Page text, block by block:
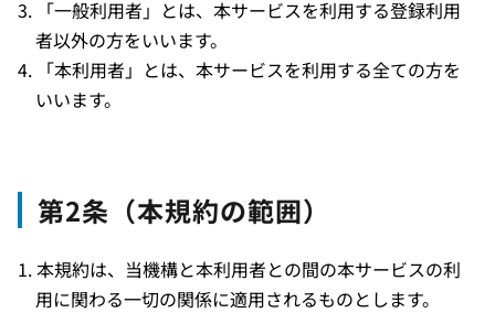
「一般利用者」とは、本サービスを利用する登録利用
者以外の方をいいます。
「本利用者」とは、本サービスを利用する全ての方を
いいます。
第2条（本規約の範囲）
本規約は、当機構と本利用者との間の本サービスの利
用に関わる一切の関係に適用されるものとします。